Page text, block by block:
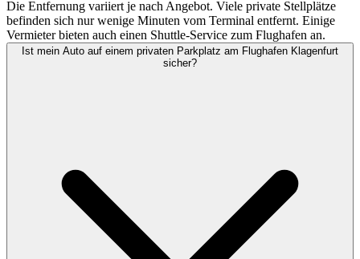
Die Entfernung variiert je nach Angebot. Viele private Stellplätze
befinden sich nur wenige Minuten vom Terminal entfernt. Einige
Vermieter bieten auch einen Shuttle-Service zum Flughafen an.
Ist mein Auto auf einem privaten Parkplatz am Flughafen Klagenfurt
sicher?